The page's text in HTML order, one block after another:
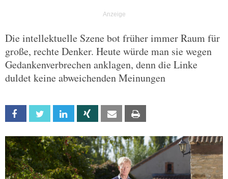
Die intellektuelle Szene bot früher immer Raum für
große, rechte Denker. Heute würde man sie wegen
Gedankenverbrechen anklagen, denn die Linke
duldet keine abweichenden Meinungen
Facebook Twitter Linkedin Xing Email